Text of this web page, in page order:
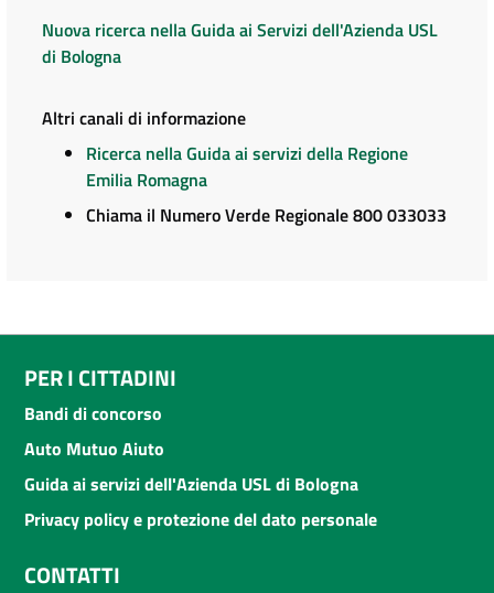
Nuova ricerca nella Guida ai Servizi dell'Azienda USL
di Bologna
Altri canali di informazione
Ricerca nella Guida ai servizi della Regione
Emilia Romagna
Chiama il Numero Verde Regionale 800 033033
PER I CITTADINI
Bandi di concorso
Auto Mutuo Aiuto
Guida ai servizi dell'Azienda USL di Bologna
Privacy policy e protezione del dato personale
CONTATTI